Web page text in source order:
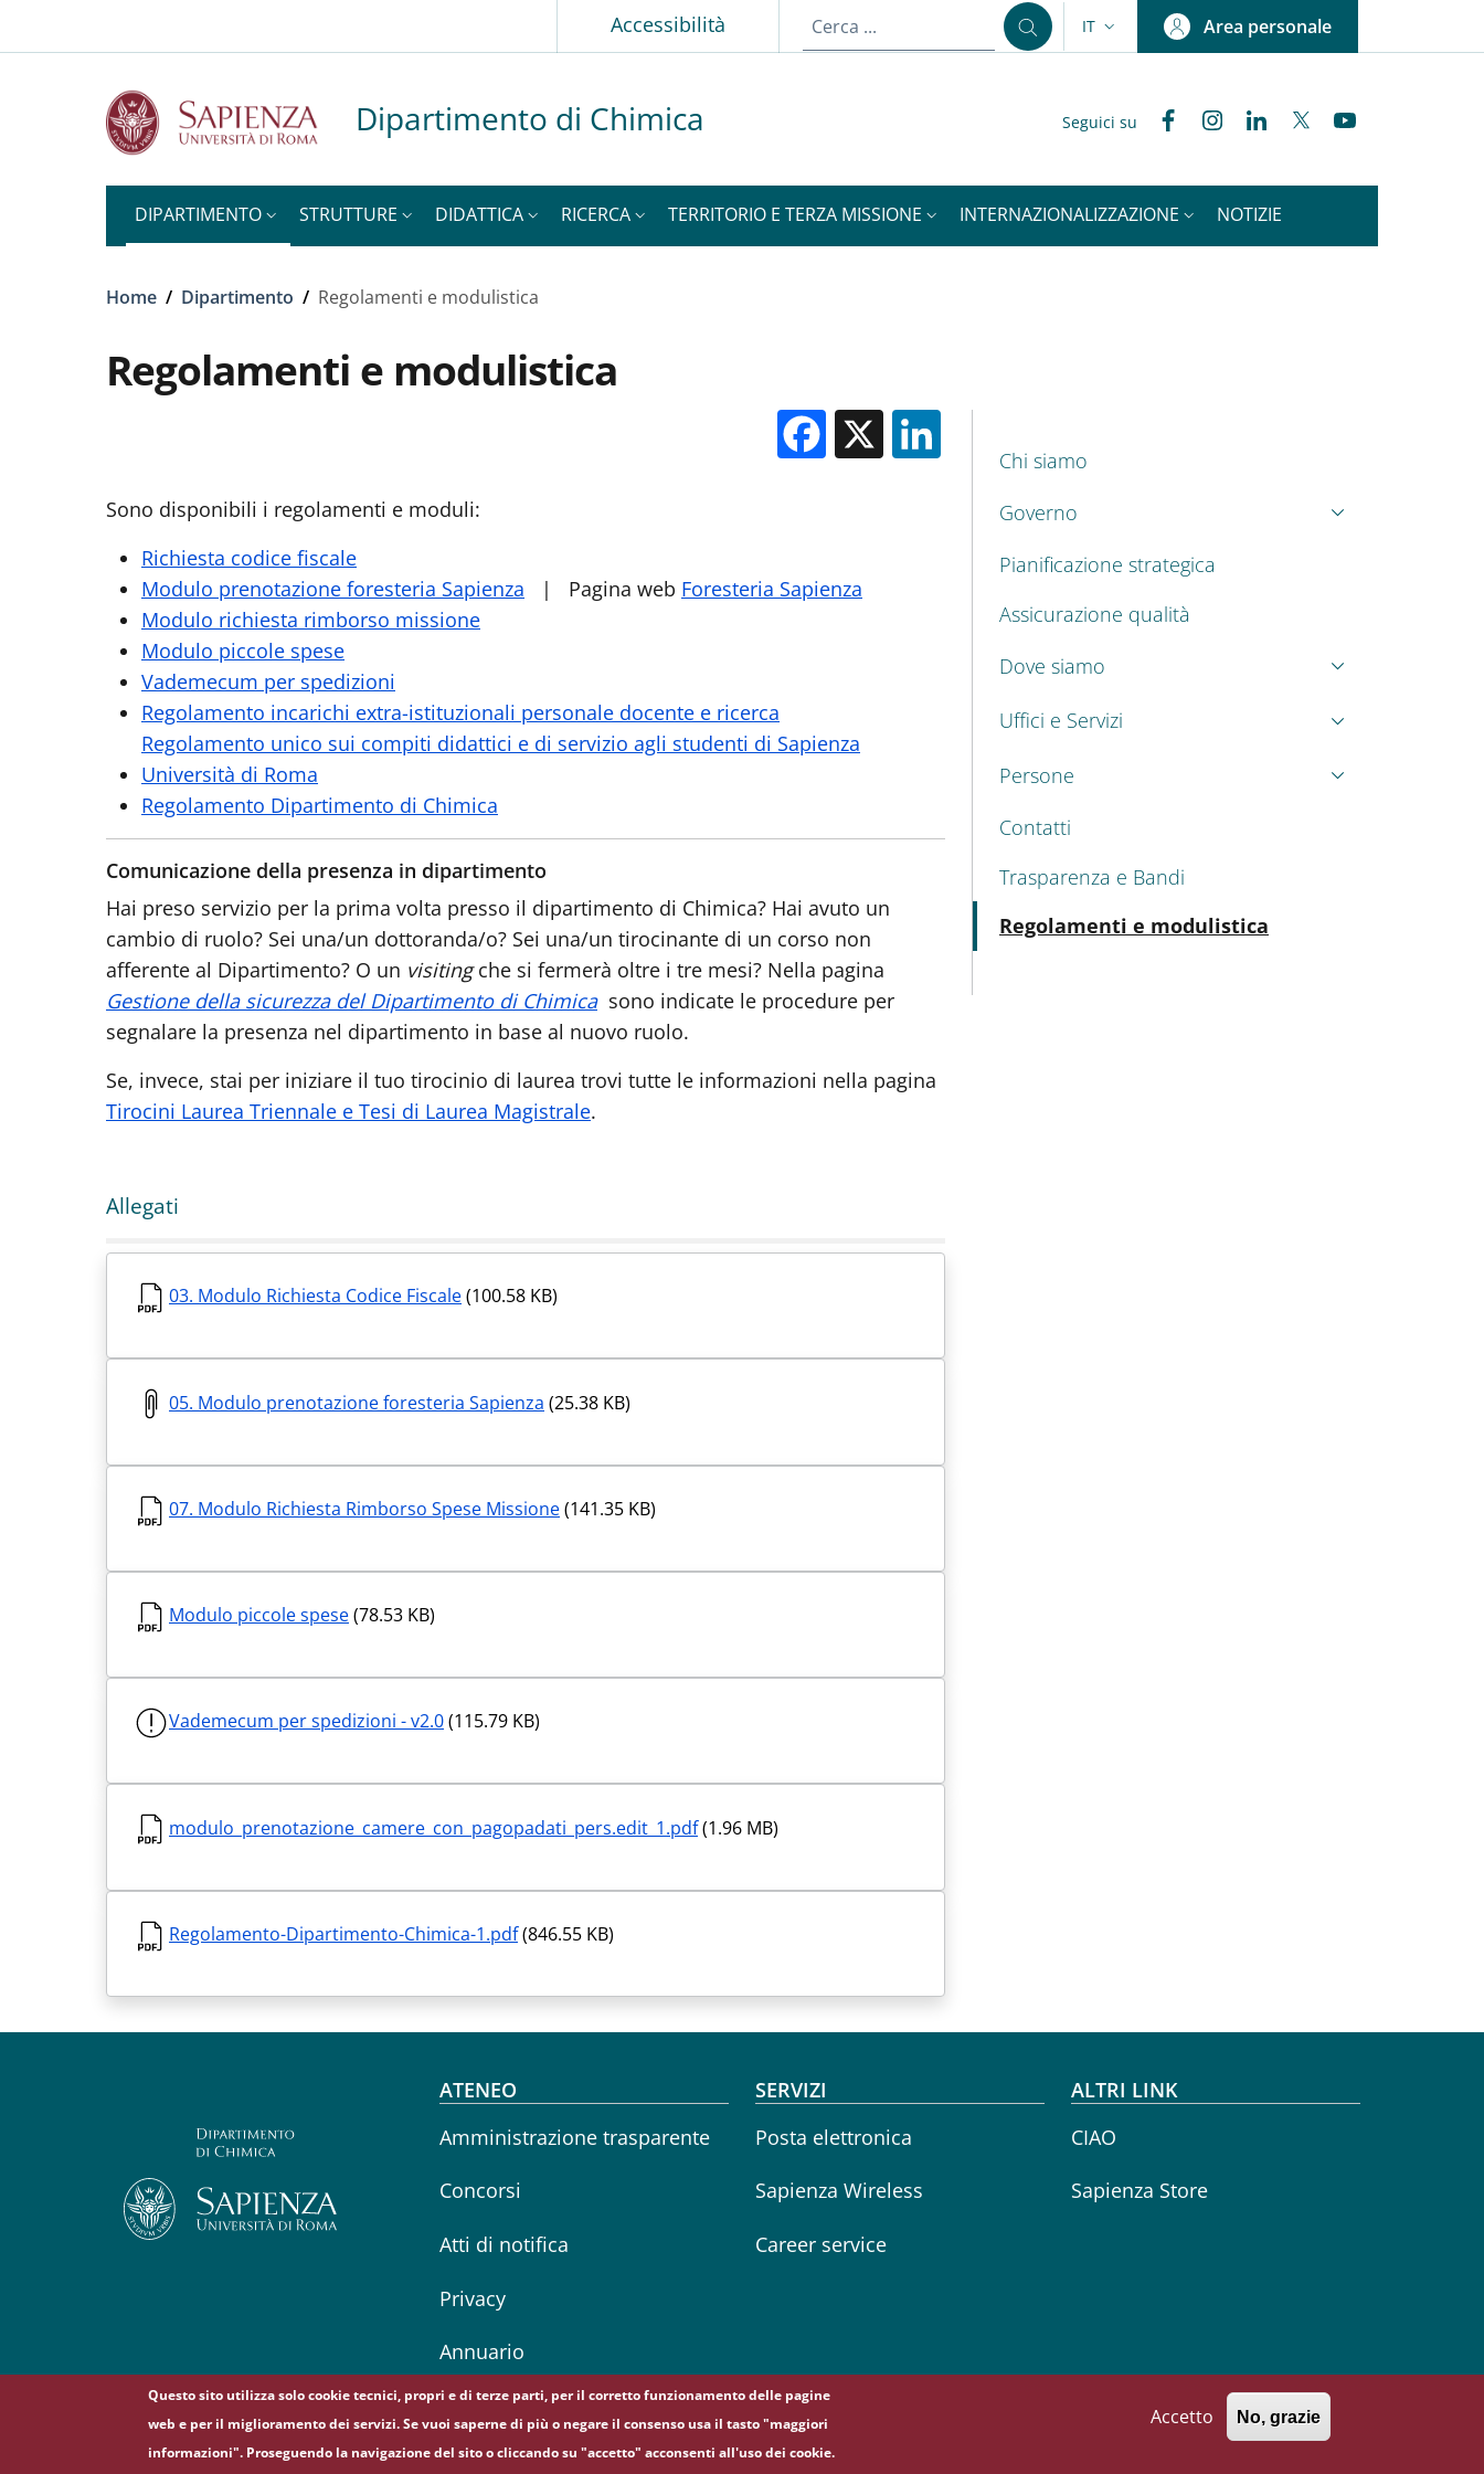
Accessibilità SELETTORE LINGUA: CURRENT LANGUAGE
IT Area personale
Dipartimento di Chimica Seguici su FacebookInstagramLinkedinTwitter
DIPARTIMENTO STRUTTURE DIDATTICA RICERCA TERRITORIO E TERZA MISSIONE INTERNAZIONALIZZAZIONE NOTIZIE
Briciole di pane
Home / Dipartimento / Regolamenti e modulistica
Regolamenti e modulistica
Facebook
X
Sono disponibili i regolamenti e moduli:
Richiesta codice fiscale
Modulo prenotazione foresteria Sapienza | Pagina web Foresteria Sapienza
Modulo richiesta rimborso missione
Modulo piccole spese
Vademecum per spedizioni
Regolamento incarichi extra-istituzionali personale docente e ricerca
Regolamento unico sui compiti didattici e di servizio agli studenti di Sapienza
Università di Roma
Regolamento Dipartimento di Chimica
Comunicazione della presenza in dipartimento
Hai preso servizio per la prima volta presso il dipartimento di Chimica? Hai avuto un
cambio di ruolo? Sei una/un dottoranda/o? Sei una/un tirocinante di un corso non
afferente al Dipartimento? O un visitingche si fermerà oltre i tre mesi? Nella pagina
Gestione della sicurezza del Dipartimento di Chimicasono indicate le procedure per
segnalare la presenza nel dipartimento in base al nuovo ruolo.
Se, invece, stai per iniziare il tuo tirocinio di laurea trovi tutte le informazioni nella pagina
Tirocini Laurea Triennale e Tesi di Laurea Magistrale.
Allegati
03. Modulo Richiesta Codice Fiscale(100.58 KB)
05. Modulo prenotazione foresteria Sapienza (25.38 KB)
07. Modulo Richiesta Rimborso Spese Missione(141.35 KB)
Modulo piccole spese(78.53 KB)
Vademecum per spedizioni - v2.0(115.79 KB)
modulo_prenotazione_camere_con_pagopadati_pers.edit_1.pdf(1.96 MB)
Regolamento-Dipartimento-Chimica-1.pdf(846.55 KB)
MENU CEV SECOND NAVIGATION
Chi siamo
Governo
Pianificazione strategica
Assicurazione qualità
Dove siamo
Uffici e Servizi
Persone
Contatti
Trasparenza e Bandi
Regolamenti e modulistica
Footer menu
ATENEO
Amministrazione trasparente
Concorsi
Atti di notifica
Privacy
Annuario
SERVIZI
Posta elettronica
Sapienza Wireless
Career service
ALTRI LINK
CIAO
Sapienza Store
Questo sito utilizza solo cookie tecnici, propri e di terze parti, per il corretto funzionamento delle pagine
web e per il miglioramento dei servizi. Se vuoi saperne di più o negare il consenso usa il tasto "maggiori
informazioni". Proseguendo la navigazione del sito o cliccando su "accetto" acconsenti all'uso dei cookie.
Accetto No, grazie